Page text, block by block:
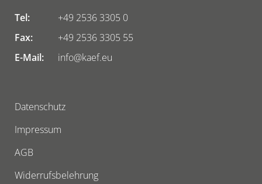
Tel:
+49 2536 3305 0
Fax:
+49 2536 3305 55
E-Mail:
info@kaef.eu
Datenschutz
Impressum
AGB
Widerrufsbelehrung